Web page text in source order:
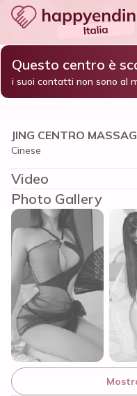
Home / Roma e provincia
JING CENTRO MASSAGGIO
Questo centro è
i suoi contatti non sono al
JING CENTRO
Cinese
Video
Photo Gallery